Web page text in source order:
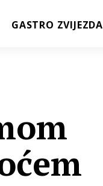
GASTRO ZVIJEZDA